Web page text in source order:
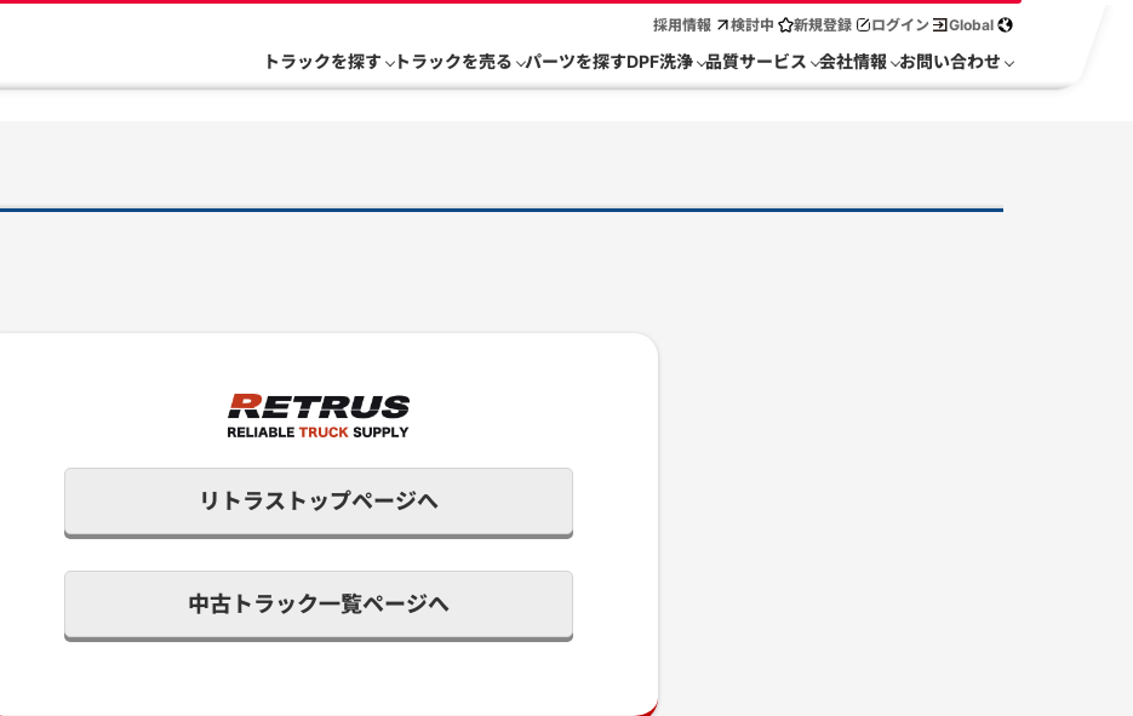
採用情報 検討中 新規登録 ログイン Global
トラックを探す トラックを売る パーツを探すDPF洗浄 品質サービス 会社情報 お問い合わせ
リトラストップページへ
中古トラック一覧ページへ